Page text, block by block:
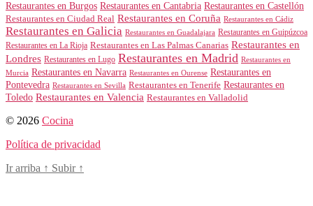
Restaurantes en Burgos Restaurantes en Cantabria Restaurantes en Castellón
Restaurantes en Ciudad Real Restaurantes en Coruña Restaurantes en Cádiz
Restaurantes en Galicia Restaurantes en Guadalajara Restaurantes en Guipúzcoa
Restaurantes en La Rioja Restaurantes en Las Palmas Canarias Restaurantes en
Londres Restaurantes en Lugo Restaurantes en Madrid Restaurantes en
Murcia Restaurantes en Navarra Restaurantes en Ourense Restaurantes en
Pontevedra Restaurantes en Sevilla Restaurantes en Tenerife Restaurantes en
Toledo Restaurantes en Valencia Restaurantes en Valladolid
© 2026 Cocina
Política de privacidad
Ir arriba ↑ Subir ↑